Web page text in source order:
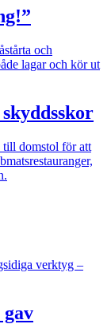
och
lagar och kör ut
till domstol för att
verktyg –
gav